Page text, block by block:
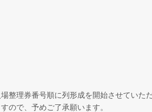
整理券番号順に列形成を開始させていた
ので、予めご了承願います。